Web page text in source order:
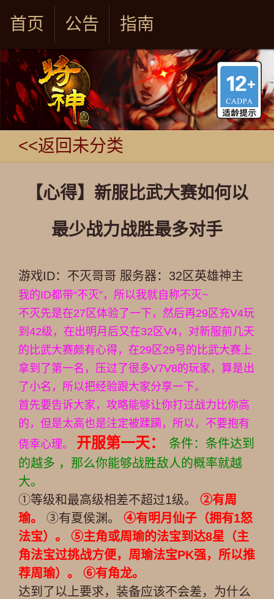
首页 公告 指南
<<返回未分类
【心得】新服比武大赛如何以
最少战力战胜最多对手
游戏ID：不灭哥哥 服务器：32区英雄神主
我的ID都带“不灭”，所以我就自称不灭~
不灭先是在27区体验了一下，然后再29区充V4玩
到42级，在出明月后又在32区V4，对新服前几天
的比武大赛颇有心得，在29区29号的比武大赛上
拿到了第一名，压过了很多V7V8的玩家，算是出
了小名，所以把经验跟大家分享一下。
首先要告诉大家，攻略能够让你打过战力比你高
的，但是太高也是注定被蹂躏，所以，不要抱有
侥幸心理。 开服第一天：
条件：条件达到
的越多 ，那么你能够战胜敌人的概率就越
大。
①等级和最高级相差不超过1级。 ②有周
瑜。 ③有夏侯渊。 ④有明月仙子（拥有1怒
法宝）。 ⑤主角或周瑜的法宝到达8星（主
角法宝过挑战方便，周瑜法宝PK强，所以推
荐周瑜）。 ⑥有角龙。
达到了以上要求，装备应该不会差，为什么